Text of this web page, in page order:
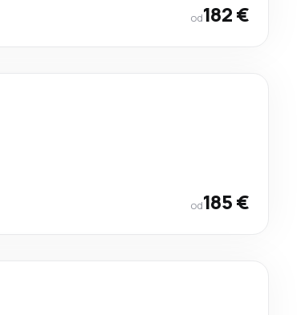
od182 €
od185 €